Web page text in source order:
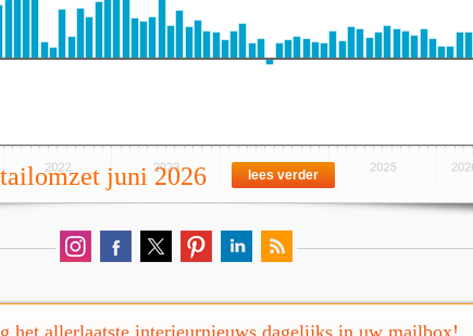
juni 2026 lees verder
het allerlaatste interieurnieuws dagelijks in uw mailbox!